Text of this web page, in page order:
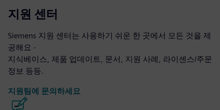
지원 센터
Siemens 지원 센터는 사용하기 쉬운 한 곳에서 모든 것을 제
공해요 -
지식베이스, 제품 업데이트, 문서, 지원 사례, 라이센스/주문
정보 등등.
지원팀에 문의하세요